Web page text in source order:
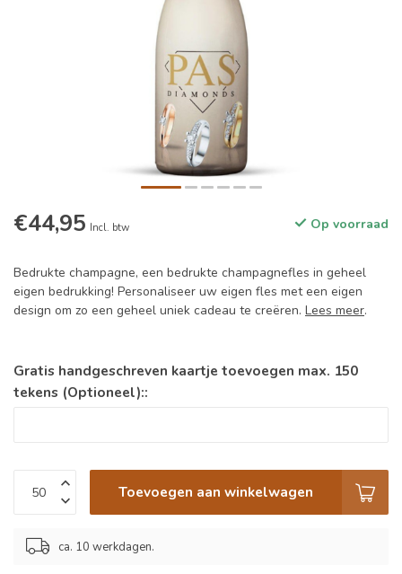
€44,95 Incl. btw Op voorraad
Bedrukte champagne, een bedrukte champagnefles in geheel
eigen bedrukking! Personaliseer uw eigen fles met een eigen
design om zo een geheel uniek cadeau te creëren. Lees meer.
Gratis handgeschreven kaartje toevoegen max. 150
tekens (Optioneel)::
Toevoegen aan winkelwagen
ca. 10 werkdagen.